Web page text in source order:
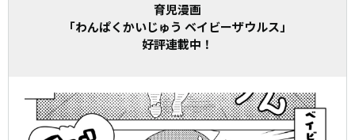
育児漫画
「わんぱくかいじゅう ベイビーザウルス」
好評連載中！